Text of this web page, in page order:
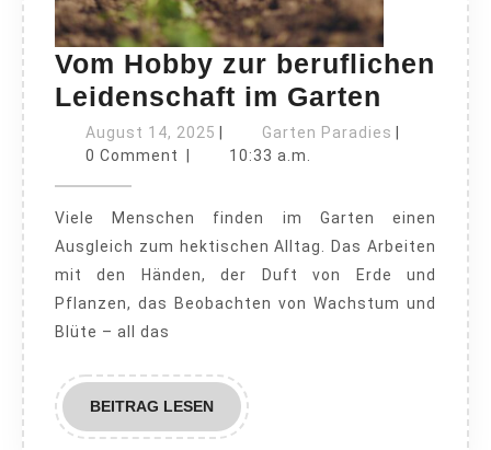
Vom Hobby zur beruflichen
Leidenschaft im Garten
Hobby
im
Garten
August 14, 2025 August
14,
Garten Paradies Garten
0 Comment
10:33 a.m.
Viele Menschen finden im Garten einen
Ausgleich zum hektischen Alltag. Das Arbeiten
mit den Händen, der Duft von Erde und
Pflanzen, das Beobachten von Wachstum und
Blüte – all das
BEITRAG LESENBEITRAG
LESEN